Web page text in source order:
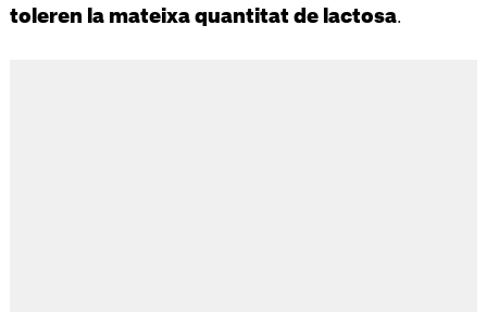
toleren la mateixa quantitat de lactosa.